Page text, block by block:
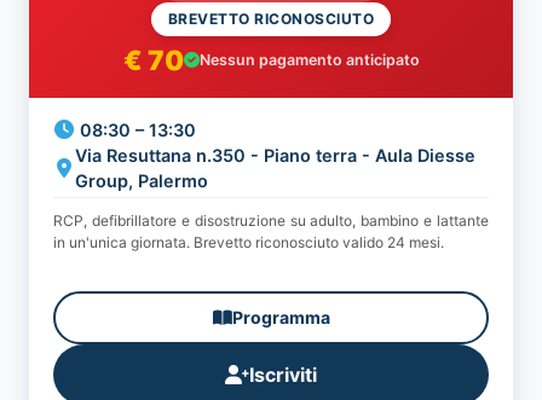
BREVETTO RICONOSCIUTO
€ 70 Nessun pagamento anticipato
08:30 – 13:30
Via Resuttana n.350 - Piano terra - Aula Diesse
Group, Palermo
RCP, defibrillatore e disostruzione su adulto, bambino e lattante
in un'unica giornata. Brevetto riconosciuto valido 24 mesi.
Programma
Iscriviti